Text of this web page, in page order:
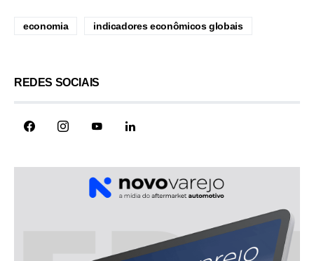
economia indicadores econômicos globais
REDES SOCIAIS